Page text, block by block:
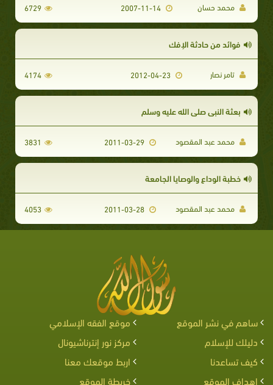
محمد حسان 6729
فوائد من حادثة الإفك
تامر نصار 4174
بعثة النبي صلى الله عليه وسلم
محمد عبد المقصود 3831
خطبة الوداع والوصايا الجامعة
محمد عبد المقصود 4053
ساهم في نشر الموقع
موقع الفقه الإسلامي
دليلك للإسلام
مركز نور إنترناشيونال
كيف تساعدنا
اربط موقعك معنا
اهداف الموقع
خريطة الموقع